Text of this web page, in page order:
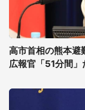
高市首相の熊本避
広報官「51分間」